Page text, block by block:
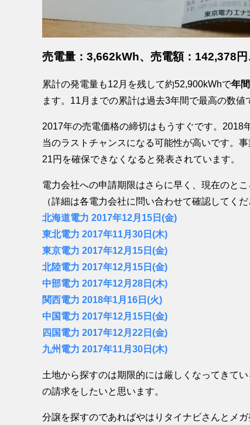
売電量：3,662kWh、売電額：142,378
累計の発電量も12月を残して約52,900kWhで年
ます。11月までの累計は過去3年間で最高の数値
2017年の売電価格の締切はもうすぐです。
当のラストチャンスになる可能性が高いです。
21円を確保できなくなると発表されています。
電力会社への申請期限はさらに早く、現在のと
（詳細は各電力会社に問い合わせて確認してくだ
北海道電力 2017年12月15日(金)
東北電力 2017年11月30日(木)
東京電力 2017年12月15日(金)
北陸電力 2017年12月15日(金)
中部電力 2017年12月28日(木)
関西電力 2018年1月16日(火)
中国電力 2017年12月15日(金)
四国電力 2017年12月22日(金)
九州電力 2017年11月30日(木)
土地から探すのは期限的には厳しくなってきて
の請求をしたいと思います。
分譲を探すのであればやはりタイナビさんとメ